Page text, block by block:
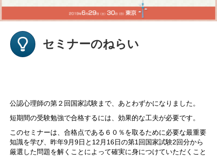
セミナーのねらい
公認心理師の第２回国家試験まで、あとわずかになりました。
短期間の受験勉強で合格するには、効果的な工夫が必要です。
このセミナーは、合格点である６０％を取るために必要な最重要
知識を学び、昨年9月9日と12月16日の第1回国家試験2回分から
厳選した問題を解くことによって確実に身につけていただくこと